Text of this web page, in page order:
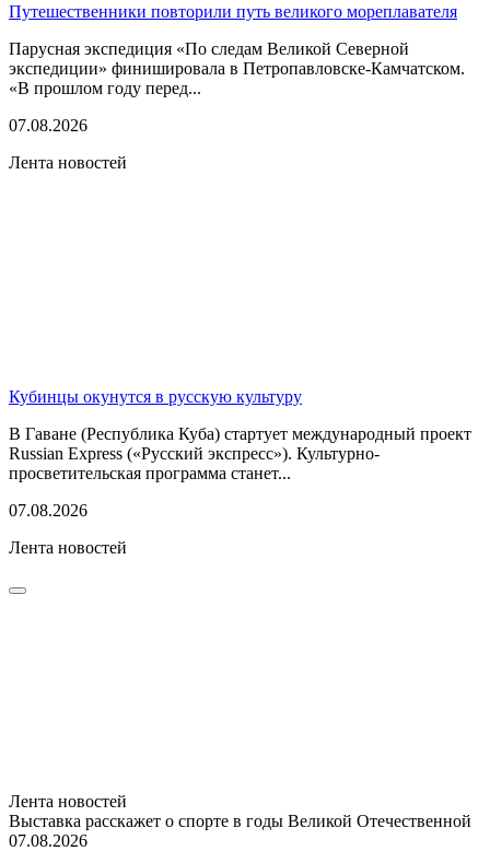
Путешественники повторили путь великого мореплавателя
Парусная экспедиция «По следам Великой Северной
экспедиции» финишировала в Петропавловске-Камчатском.
«В прошлом году перед...
07.08.2026
Лента новостей
Кубинцы окунутся в русскую культуру
В Гаване (Республика Куба) стартует международный проект
Russian Express («Русский экспресс»). Культурно-
просветительская программа станет...
07.08.2026
Лента новостей
Лента новостей
Выставка расскажет о спорте в годы Великой Отечественной
07.08.2026